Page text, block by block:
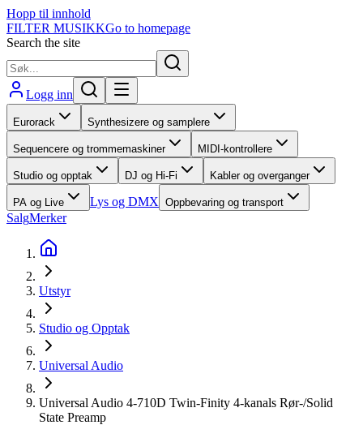
Hopp til innhold
FILTER MUSIKKGo to homepage
Search the site
Logg inn
Eurorack Synthesizere og samplere
Sequencere og trommemaskiner MIDI-kontrollere
Studio og opptak DJ og Hi-Fi Kabler og overganger
PA og Live Lys og DMX Oppbevaring og transport
SalgMerker
Utstyr
Studio og Opptak
Universal Audio
Universal Audio 4-710D Twin-Finity 4-kanals Rør-/Solid
State Preamp